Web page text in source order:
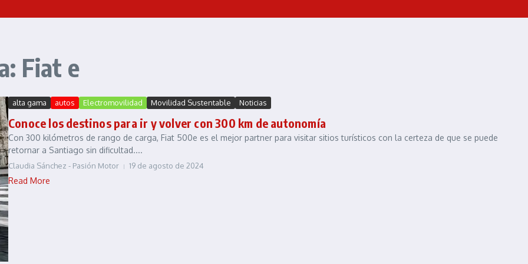
Fiat e
alta gama autos Electromovilidad Movilidad Sustentable Noticias
Conoce los destinos para ir y volver con 300 km de autonomía
Con 300 kilómetros de rango de carga, Fiat 500e es el mejor partner para visitar sitios turísticos con la certeza de que se puede
retornar a Santiago sin dificultad....
Claudia Sánchez - Pasión Motor 19 de agosto de 2024
Read More